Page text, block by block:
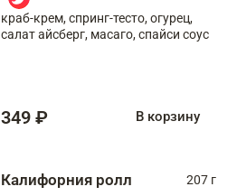
краб-крем, спринг-тесто, огурец,
салат айсберг, масаго, спайси соус
349 ₽ В корзину
Калифорния ролл 207 г